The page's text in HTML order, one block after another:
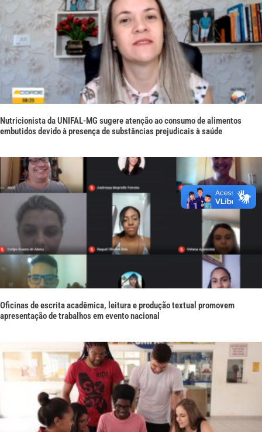
Nutricionista da UNIFAL-MG sugere atenção ao consumo de alimentos
embutidos devido à presença de substâncias prejudicais à saúde
Oficinas de escrita acadêmica, leitura e produção textual promovem
apresentação de trabalhos em evento nacional